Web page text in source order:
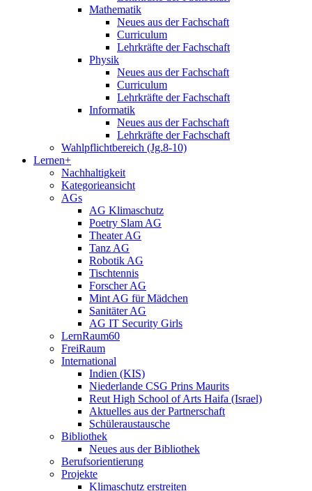
Mathematik
Neues aus der Fachschaft
Curriculum
Lehrkräfte der Fachschaft
Physik
Neues aus der Fachschaft
Curriculum
Lehrkräfte der Fachschaft
Informatik
Neues aus der Fachschaft
Lehrkräfte der Fachschaft
Wahlpflichtbereich (Jg.8-10)
Lernen+
Nachhaltigkeit
Kategorieansicht
AGs
AG Klimaschutz
Poetry Slam AG
Theater AG
Tanz AG
Robotik AG
Tischtennis
Forscher AG
Mint AG für Mädchen
Sanitäter AG
AG IT Security Girls
LernRaum60
FreiRaum
International
Indien (KIS)
Niederlande CSG Prins Maurits
Reut High School of Arts Haifa (Israel)
Aktuelles aus der Partnerschaft
Schüleraustausche
Bibliothek
Neues aus der Bibliothek
Berufsorientierung
Projekte
Klimaschutz erstreiten